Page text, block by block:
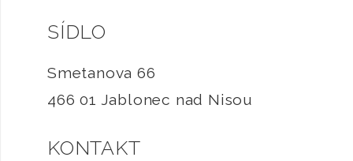
SÍDLO
Smetanova 66
466 01 Jablonec nad Nisou
KONTAKT